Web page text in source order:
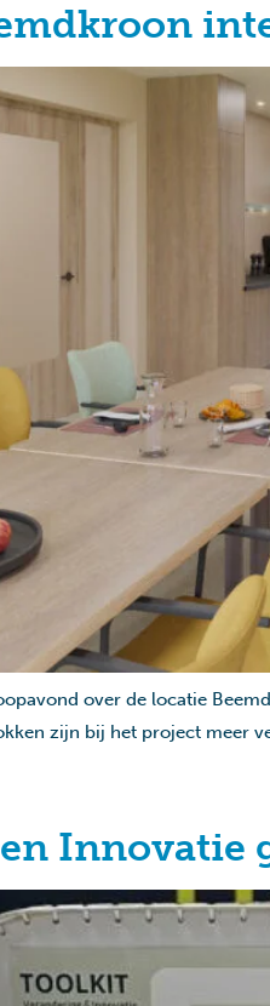
over de locatie
zijn bij het project meer
Innovatie